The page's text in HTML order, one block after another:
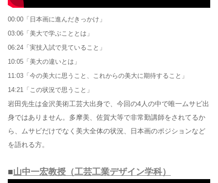
00:00「日本画に進んだきっかけ」
03:06「美大で学ぶこととは」
06:24「実技入試で見ていること」
10:05「美大の違いとは」
11:03「今の美大に思うこと、これからの美大に期待すること」
14:21「この状況で思うこと」
岩田先生は金沢美術工芸大出身で、今回の4人の中で唯一ムサビ出
身ではありません。多摩美、佐賀大等で非常勤講師をされてるか
ら、ムサビだけでなく美大全体の状況、日本画のポジションなど
を語れる方。
■山中一宏教授（工芸工業デザイン学科）